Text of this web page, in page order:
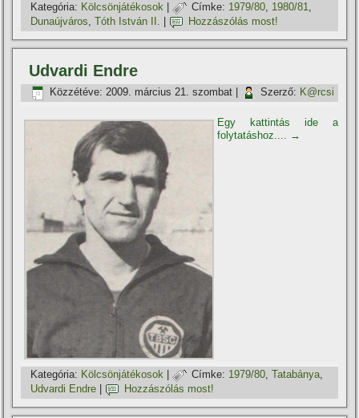
Kategória: Kölcsönjátékosok | Címke: 1979/80, 1980/81,
Dunaújváros,Tóth István II. Hozzászólás most!
Udvardi Endre
Közzétéve: 2009. március 21. szombat Szerző: K@rcsi
Egy kattintás ide a
folytatáshoz....
→
Kategória: Kölcsönjátékosok | Címke: 1979/80,Tatabánya,
Udvardi Endre
Hozzászólás most!